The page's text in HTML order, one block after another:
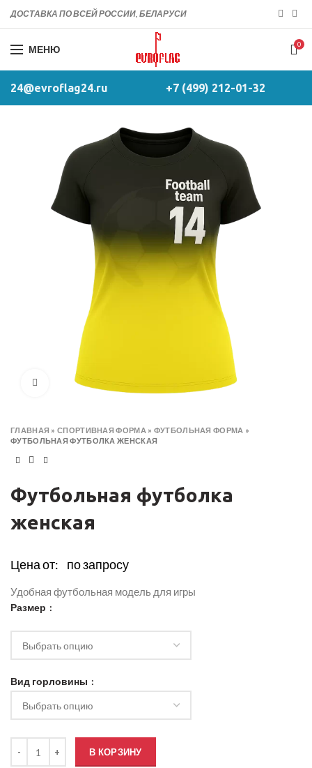
ДОСТАВКА ПО ВСЕЙ РОССИИ, БЕЛАРУСИ
МЕНЮ 0
24@evroflag24.ru +7 (499) 212-01-32
Click to enlarge
ГЛАВНАЯ »СПОРТИВНАЯ ФОРМА » ФУТБОЛЬНАЯ ФОРМА »
ФУТБОЛЬНАЯ ФУТБОЛКА ЖЕНСКАЯ
Футбольная футболка
женская
Цена от: по запросу
Удобная футбольная модель для игры
Размер
Вид горловины
В КОРЗИНУ